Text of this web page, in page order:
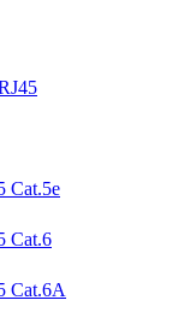
Cat.5e
Cat.6
Cat.6A